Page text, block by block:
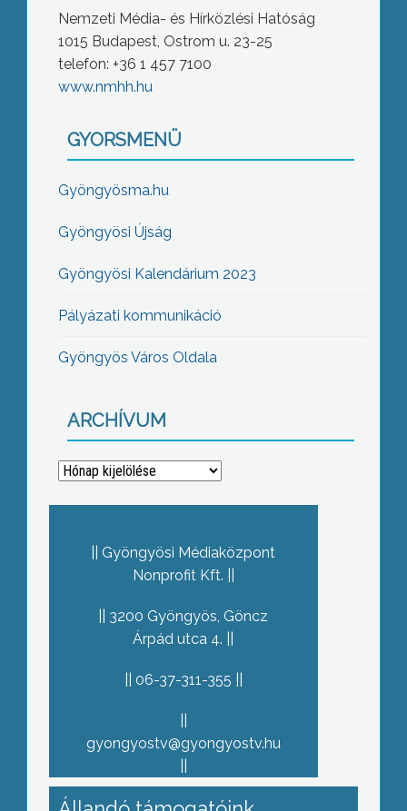
Nemzeti Média- és Hírközlési Hatóság
1015 Budapest, Ostrom u. 23-25
telefon: +36 1 457 7100
www.nmhh.hu
GYORSMENÜ
Gyöngyösma.hu
Gyöngyösi Újság
Gyöngyösi Kalendárium 2023
Pályázati kommunikáció
Gyöngyös Város Oldala
ARCHÍVUM
Archívum
Gyöngyösi Médiaközpont
Nonprofit Kft.
3200 Gyöngyös, Göncz
Árpád utca 4.
06-37-311-355
gyongyostv@gyongyostv.hu